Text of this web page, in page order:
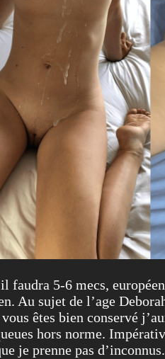
5-6 mecs,
Au sujet de l’age
êtes bien conservé
hors norme.
je prenne pas d’inconnus.